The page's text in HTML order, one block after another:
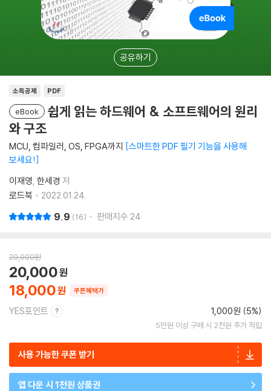
공유하기
소득공제 PDF
eBook
쉽게 읽는 하드웨어 & 소프트웨어의 원리
와 구조
MCU, 컴파일러, OS, FPGA까지 스마트한 PDF 필기 기능을 사용해
보세요!
이재영 한세경 저
로드북
2022.01.24.
9.9 16 판매지수 24
20,000원
18,000
20,000
쿠폰혜택가
YES포인트 1,000원 (5%)
5만원 이상 구매 시 2천원 추가 적립
사용 가능한 쿠폰 받기
앱 다운 시 1천원 상품권